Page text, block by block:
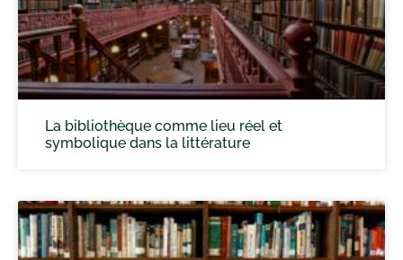
La bibliothèque comme lieu réel et
symbolique dans la littérature